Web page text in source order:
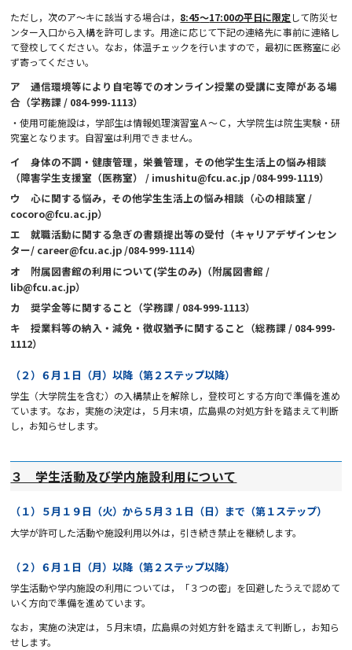
ただし，次のア～キに該当する場合は， 8:45～17:00の平日に限定して防災セ
ンター入口から入構を許可します。用途に応じて下記の連絡先に事前に連絡し
て登校してください。なお，体温チェックを行いますので，最初に医務室に必
ず寄ってください。
ア 通信環境等により自宅等でのオンライン授業の受講に支障がある場
合（学務課 / 084-999-1113）
・使用可能施設は，学部生は情報処理演習室Ａ～Ｃ，大学院生は院生実験・研
究室となります。自習室は利用できません。
イ 身体の不調・健康管理，栄養管理，その他学生生活上の悩み相談
（障害学生支援室（医務室）
/ imushitu@fcu.ac.jp /084-999-1119）
ウ 心に関する悩み，その他学生生活上の悩み相談（心の相談室 /
cocoro@fcu.ac.jp）
エ 就職活動に関する急ぎの書類提出等の受付（キャリアデザインセン
ター/ career@fcu.ac.jp /084-999-1114）
オ 附属図書館の利用について(学生のみ) （附属図書館 /
lib@fcu.ac.jp）
カ 奨学金等に関すること（学務課/ 084-999-1113）
キ 授業料等の納入・減免・徴収猶予に関すること（総務課/ 084-999-
1112）
（２）６月１日（月）以降（第２ステップ以降）
学生（大学院生を含む）の入構禁止を解除し，登校可とする方向で準備を進め
ています。なお，実施の決定は，５月末頃，広島県の対処方針を踏まえて判断
し，お知らせします。
３ 学生活動及び学内施設利用について
（１）５月１９日（火）から５月３１日（日）まで（第１ステップ）
大学が許可した活動や施設利用以外は，引き続き禁止を継続します。
（２）６月１日（月）以降（第２ステップ以降）
学生活動や学内施設の利用については，「３つの密」を回避したうえで認めて
いく方向で準備を進めています。
なお，実施の決定は，５月末頃，広島県の対処方針を踏まえて判断し，お知ら
せします。